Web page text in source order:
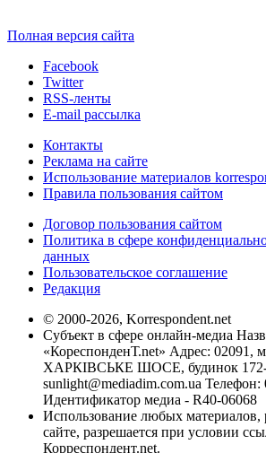
Полная версия сайта
Facebook
Twitter
RSS-ленты
E-mail рассылка
Контакты
Реклама на сайте
Использование материалов
Правила пользования сайтом
Договор пользования сайтом
Политика в сфере
данных
Пользовательское соглашение
Редакция
© 2000-2026, Korrespondent.net
Субъект в сфере онлайн-медиа
«КореспонденТ.net» Адрес: 02091,
ХАРКІВСЬКЕ ШОСЕ, будинок 172-
sunlight@mediadim.com.ua Телефон:
Идентификатор медиа - R40-06068
Использование любых
сайте, разрешается при условии
Корреспондент.net.